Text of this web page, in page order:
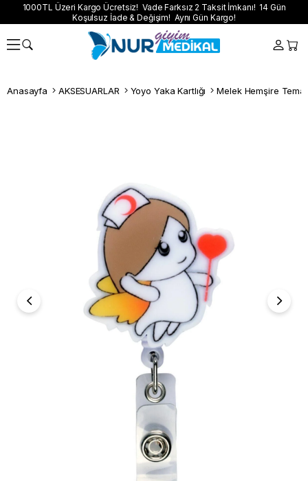
1000TL Üzeri Kargo Ücretsiz! Vade Farksız 2 Taksit İmkanı! 14 Gün
Koşulsuz İade & Değişim! Aynı Gün Kargo!
Anasayfa AKSESUARLAR Yoyo Yaka Kartlığı Melek Hemşire